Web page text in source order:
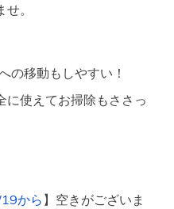
。
の移動もしやすい！
に使えてお掃除もささっ
から 】空きがございま